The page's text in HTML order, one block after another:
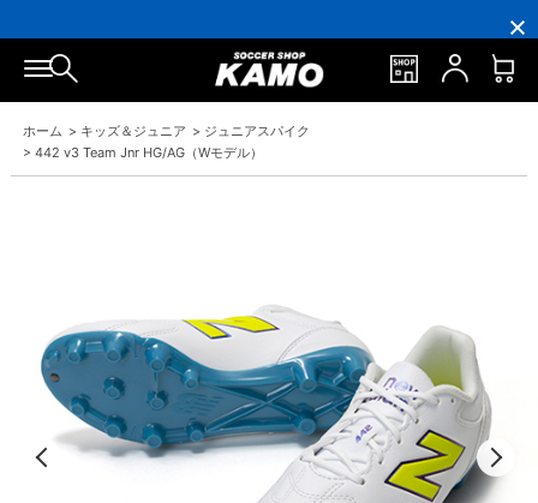
円
(税
込)
以
上
シ
ュ
ー
ズ
円
(税
込)
以
上
送
料
無
料！
イ
ン
ト
還
元
5％！
プ
レ
ミ
員
の
方
に
は
誕
生
月
に
ト！
円
(税
込)
以
上
シ
ュ
ー
ズ
円
込)
以
上
送
料
無
料！
ホーム > キッズ＆ジュニア > ジュニアスパイク
> 442 v3 Team Jnr HG/AG（Wモデル）